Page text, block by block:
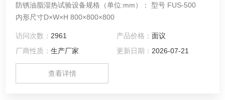
防锈油脂湿热试验设备规格（单位:mm）： 型号 FUS-500
内形尺寸D×W×H 800×800×800
访问次数： 2961 产品价格： 面议
厂商性质：生产厂家 更新日期： 2026-07-21
查看详情